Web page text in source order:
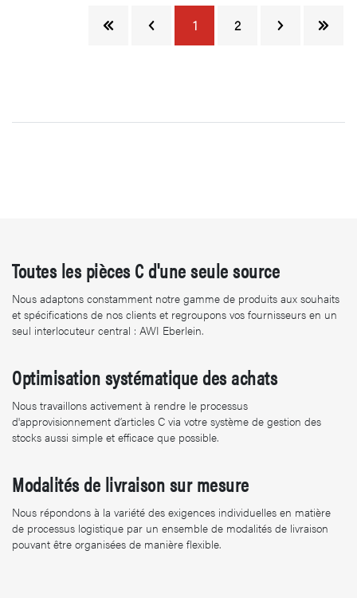
1 2
Toutes les pièces C d'une seule source
Nous adaptons constamment notre gamme de produits aux souhaits
et spécifications de nos clients et regroupons vos fournisseurs en un
seul interlocuteur central : AWI Eberlein.
Optimisation systématique des achats
Nous travaillons activement à rendre le processus
d'approvisionnement d’articles C via votre système de gestion des
stocks aussi simple et efficace que possible.
Modalités de livraison sur mesure
Nous répondons à la variété des exigences individuelles en matière
de processus logistique par un ensemble de modalités de livraison
pouvant être organisées de manière flexible.